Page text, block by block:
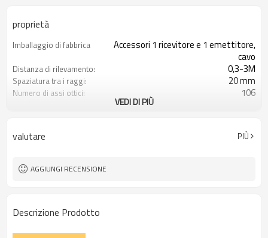
proprietà
Imballaggio di fabbrica
Accessori 1 ricevitore e 1 emettitore,
cavo
Distanza di rilevamento: 0,3-3M
Spaziatura tra i raggi: 20 mm
Numero di assi ottici: 106
Spina di interfaccia Dotato di connettore M8
VEDI DI PIÙ
valutare PIÙ
AGGIUNGI RECENSIONE
Descrizione Prodotto